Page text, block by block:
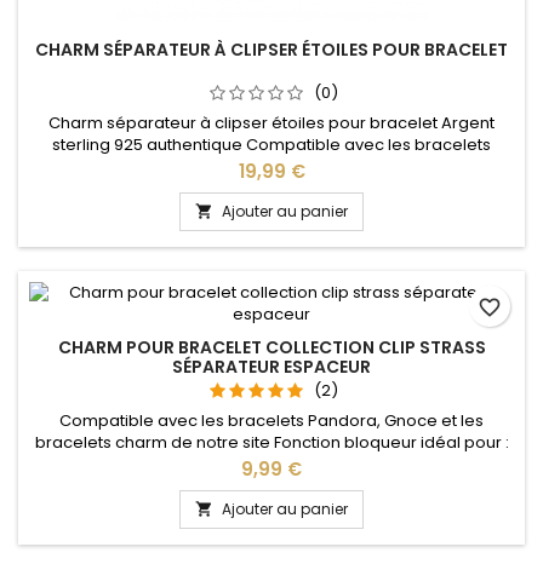
CHARM SÉPARATEUR À CLIPSER ÉTOILES POUR BRACELET
(0)
Charm séparateur à clipser étoiles pour bracelet Argent
sterling 925 authentique Compatible avec les bracelets
Pandora, Gnoce et les bracelets charm de notre site idéal
pour : Noël, Saint Valentin, anniversaire, anniversaire de
mariage
Prix
19,99 €
 Ajouter au panier
CHARM POUR BRACELET COLLECTION CLIP STRASS
SÉPARATEUR ESPACEUR
(2)
Compatible avec les bracelets Pandora, Gnoce et les
bracelets charm de notre site Fonction bloqueur idéal pour :
Noël, Saint Valentin, anniversaire, anniversaire de mariage
Les charms clips s'ouvrent afin de pouvoir les positionner
sans enlever les autres charms
Prix
9,99 €
 Ajouter au panier
favorite_border